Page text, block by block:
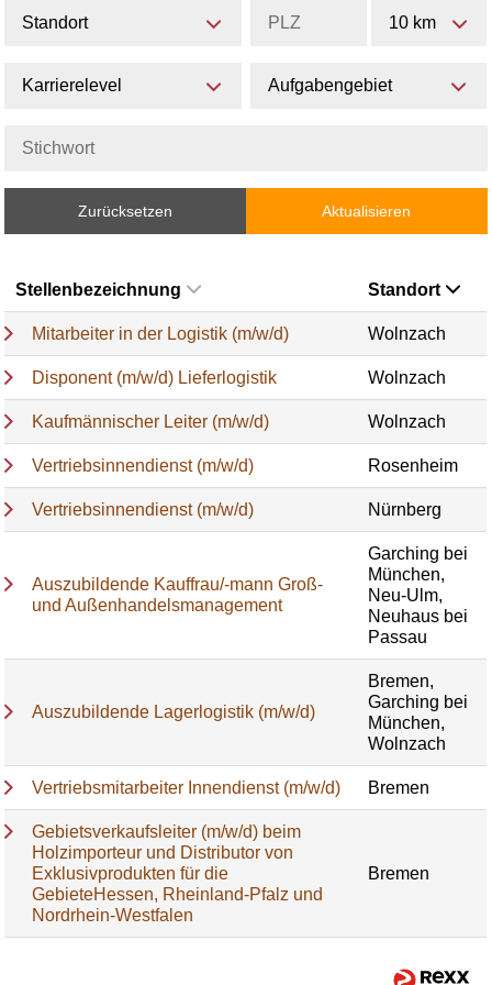
Standort 10 km
Karrierelevel Aufgabengebiet
Zurücksetzen Aktualisieren
Stellenbezeichnung Standort
Mitarbeiter in der Logistik (m/w/d) Wolnzach
Disponent (m/w/d) Lieferlogistik Wolnzach
Kaufmännischer Leiter (m/w/d) Wolnzach
Vertriebsinnendienst (m/w/d) Rosenheim
Vertriebsinnendienst (m/w/d) Nürnberg
Auszubildende Kauffrau/-mann Groß-
und Außenhandelsmanagement
Garching bei
München,
Neu-Ulm,
Neuhaus bei
Passau
Auszubildende Lagerlogistik (m/w/d)
Bremen,
Garching bei
München,
Wolnzach
Vertriebsmitarbeiter Innendienst (m/w/d) Bremen
Gebietsverkaufsleiter (m/w/d) beim
Holzimporteur und Distributor von
Exklusivprodukten für die
GebieteHessen, Rheinland-Pfalz und
Nordrhein-Westfalen
Bremen